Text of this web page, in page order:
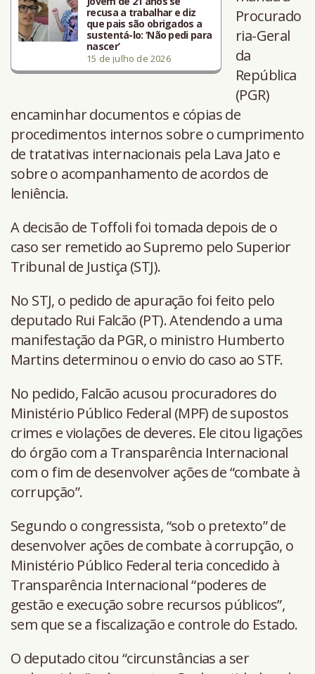
recusa a trabalhar e diz
que pais são obrigados a
sustentá-lo: ‘Não pedi para
nascer’
15 de julho de 2026
Procurado
ria-Geral
da
República
(PGR)
encaminhar documentos e cópias de
procedimentos internos sobre o cumprimento
de tratativas internacionais pela Lava Jato e
sobre o acompanhamento de acordos de
leniência.
A decisão de Toffoli foi tomada depois de o
caso ser remetido ao Supremo pelo Superior
Tribunal de Justiça (STJ).
No STJ, o pedido de apuração foi feito pelo
deputado Rui Falcão (PT). Atendendo a uma
manifestação da PGR, o ministro Humberto
Martins determinou o envio do caso ao STF.
No pedido, Falcão acusou procuradores do
Ministério Público Federal (MPF) de supostos
crimes e violações de deveres. Ele citou ligações
do órgão com a Transparência Internacional
com o fim de desenvolver ações de “combate à
corrupção”.
Segundo o congressista, “sob o pretexto” de
desenvolver ações de combate à corrupção, o
Ministério Público Federal teria concedido à
Transparência Internacional “poderes de
gestão e execução sobre recursos públicos”,
sem que se a fiscalização e controle do Estado.
O deputado citou “circunstâncias a ser